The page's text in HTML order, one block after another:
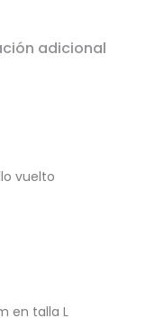
adicional
vuelto
en talla L